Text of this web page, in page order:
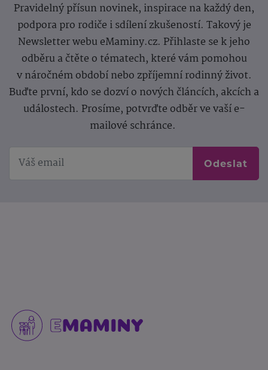
Pravidelný přísun novinek, inspirace na každý den,
podpora pro rodiče i sdílení zkušeností. Takový je
Newsletter webu eMaminy.cz. Přihlaste se k jeho
odběru a čtěte o tématech, které vám pomohou
v náročném období nebo zpříjemní rodinný život.
Buďte první, kdo se dozví o nových článcích, akcích a
událostech. Prosíme, potvrďte odběr ve vaší e-
mailové schránce.
Odeslat